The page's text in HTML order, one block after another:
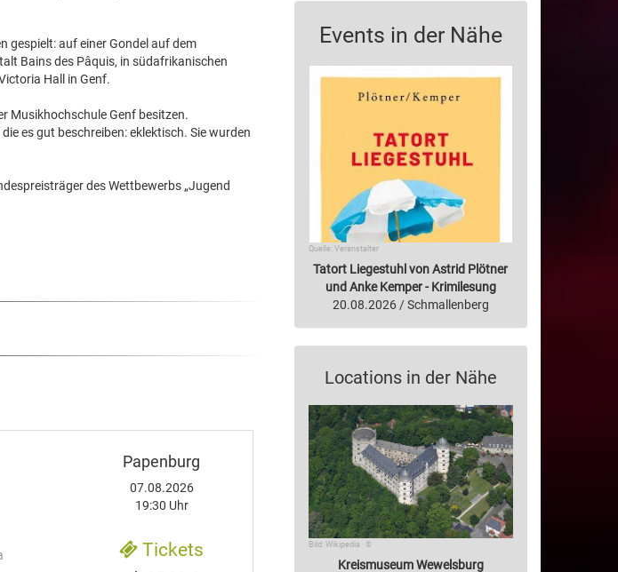
gespielt: auf einer Gondel auf dem
Bains des Pâquis, in südafrikanischen
Hall in Genf.
Musikhochschule Genf besitzen.
es gut beschreiben: eklektisch. Sie wurden
des Wettbewerbs „Jugend
Papenburg
07.08.2026
19:30 Uhr
Tickets
Events in der Nähe
Quelle: Veranstalter
Tatort Liegestuhl von Astrid Plötner
und Anke Kemper - Krimilesung
20.08.2026 / Schmallenberg
Locations in der Nähe
Bild: Wikipedia · ©
Kreismuseum Wewelsburg